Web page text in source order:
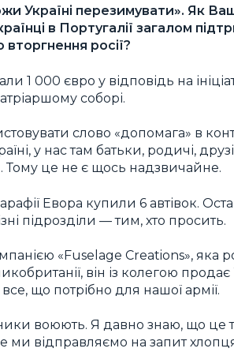
Україні перезимувати». Як
в Португалії загалом
росії?
1 000 євро у відповідь на
соборі.
слово «допомага» в
у нас там батьки, родичі,
Тому це не є щось надзвичайне.
Евора купили 6 автівок.
підрозділи — тим, хто просить.
«Fuselage Creations», яка
він із колегою
що потрібно для нашої армії.
воюють. Я давно знаю, що це
ми відправляємо на запит